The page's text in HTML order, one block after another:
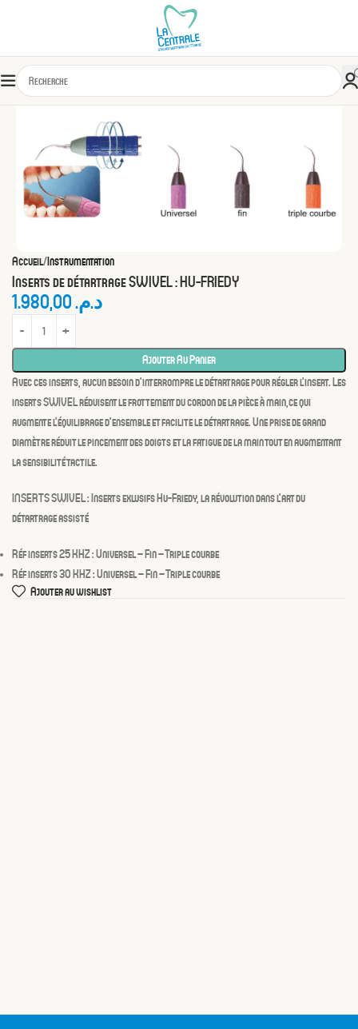
Accueil Instrumentation
Inserts de détartrage SWIVEL : HU-FRIEDY
د.م.
Ajouter Au Panier
Avec ces inserts, aucun besoin d’interrompre le détartrage pour régler l’insert. Les
inserts SWIVEL réduisent le frottement du cordon de la pièce à main,ce qui
augmente l’équilibrage d’ensemble et facilite le détartrage. Une prise de grand
diamètre réduit le pincement des doigts et la fatigue de la main tout en augmentant
la sensibilité tactile.
INSERTS SWIVEL: Inserts exlusifs Hu-Friedy, la révolution dans l’art du
détartrage assisté
Réf inserts 25 KHZ : Universel – Fin – Triple courbe
Réf inserts 30 KHZ : Universel – Fin – Triple courbe
Ajouter au wishlist